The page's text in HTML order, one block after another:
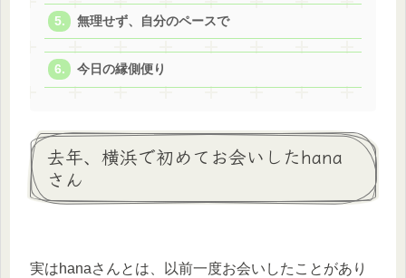
無理せず、自分のペースで
今日の縁側便り
去年、横浜で初めてお会いしたhana
さん
実はhanaさんとは、以前一度お会いしたことがあり